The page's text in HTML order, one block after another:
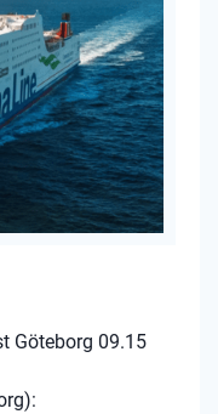
Göteborg 09.15